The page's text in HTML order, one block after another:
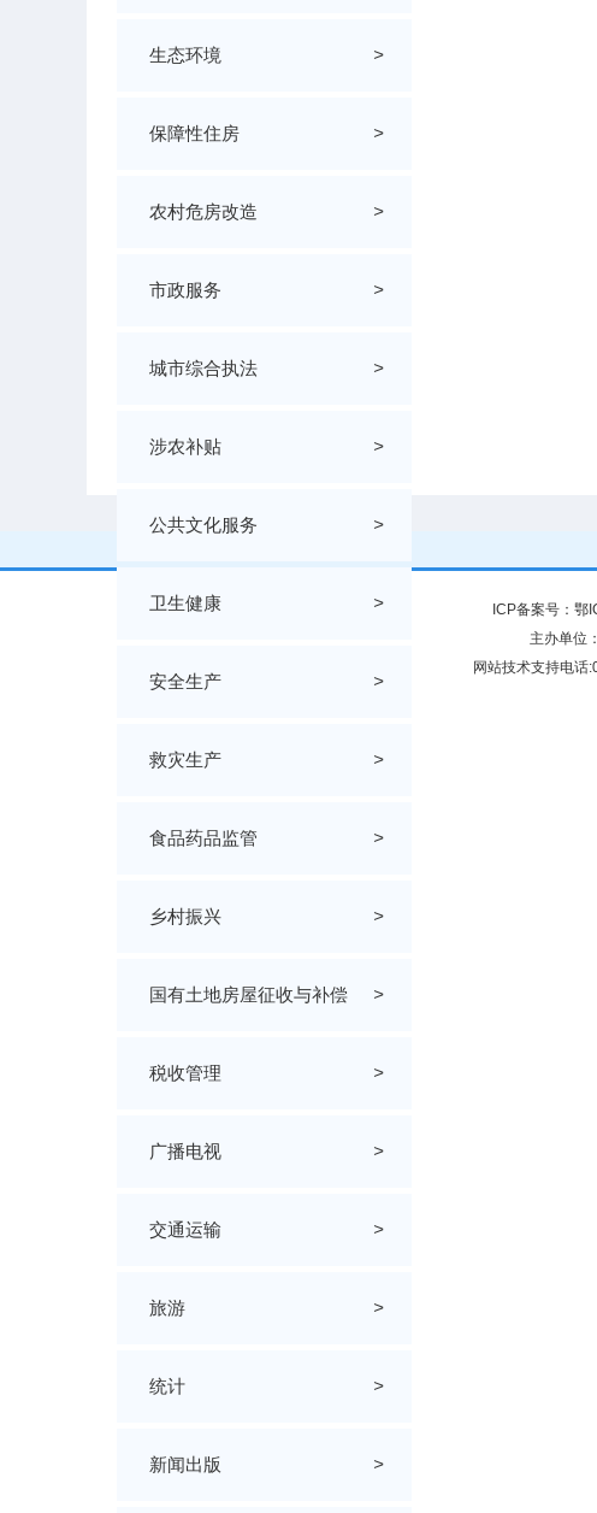
生态环境 >
保障性住房 >
农村危房改造 >
市政服务 >
城市综合执法 >
涉农补贴 >
公共文化服务 >
卫生健康 >
安全生产 >
救灾生产 >
食品药品监管 >
乡村振兴 >
国有土地房屋征收与补偿 >
税收管理 >
广播电视 >
交通运输 >
旅游 >
统计 >
新闻出版 >
ICP备案号： 鄂
主办单位
网站技术支持电